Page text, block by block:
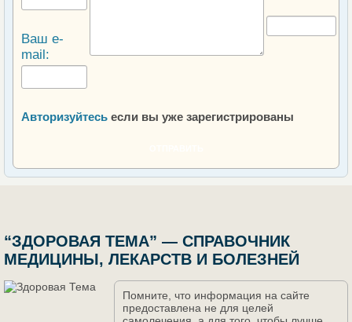
Ваш e-
mail:
Авторизуйтесь если вы уже зарегистрированы
“ЗДОРОВАЯ ТЕМА” — СПРАВОЧНИК
МЕДИЦИНЫ, ЛЕКАРСТВ И БОЛЕЗНЕЙ
Помните, что информация на сайте
предоставлена не для целей